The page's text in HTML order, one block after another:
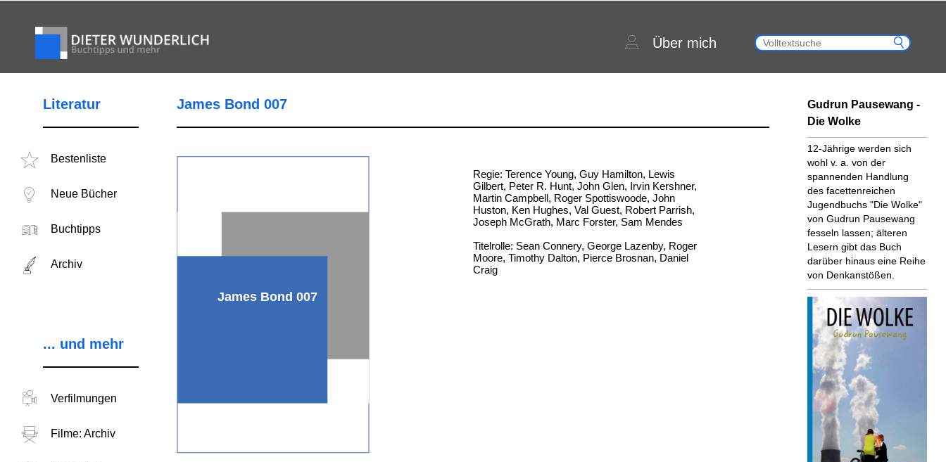
Über mich
Literatur
Bestenliste
Neue Bücher
Buchtipps
Archiv
... und mehr
Verfilmungen
Filme: Archiv
James Bond 007
James Bond 007
Regie: Terence Young, Guy Hamilton, Lewis
Gilbert, Peter R. Hunt, John Glen, Irvin Kershner,
Martin Campbell, Roger Spottiswoode, John
Huston, Ken Hughes, Val Guest, Robert Parrish,
Joseph McGrath, Marc Forster, Sam Mendes
Titelrolle: Sean Connery, George Lazenby, Roger
Moore, Timothy Dalton, Pierce Brosnan, Daniel
Craig
Gudrun Pausewang -
Die Wolke
12-Jährige werden sich
wohl v. a. von der
spannenden Handlung
des facettenreichen
Jugendbuchs "Die Wolke"
von Gudrun Pausewang
fesseln lassen; älteren
Lesern gibt das Buch
darüber hinaus eine Reihe
von Denkanstößen.